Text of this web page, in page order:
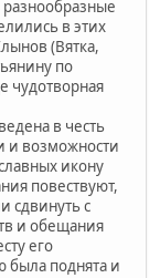
в этих
(Вятка,
по
чудотворная
в честь
и возможности
икону
повествуют,
сдвинуть с
и обещания
его
была поднята и